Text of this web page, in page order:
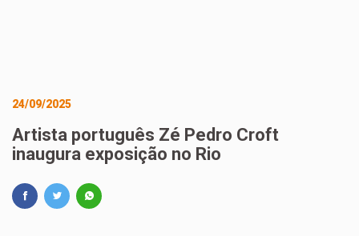
24/09/2025
Artista português Zé Pedro Croft
inaugura exposição no Rio